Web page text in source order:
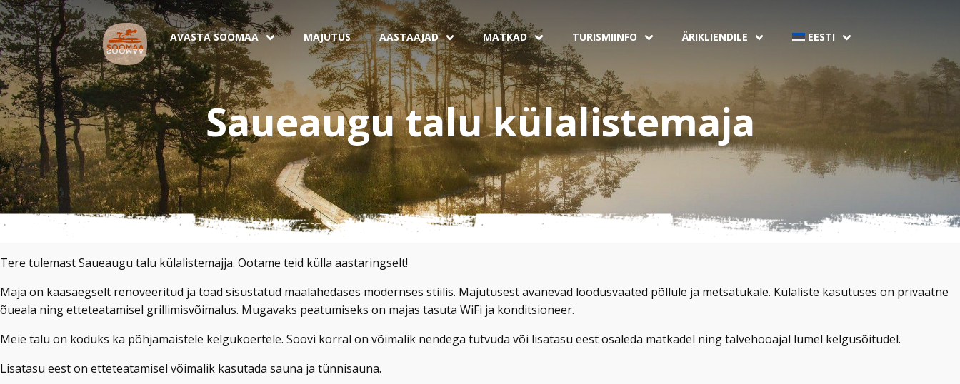
AVASTA SOOMAA MAJUTUS AASTAAJAD MATKAD TURISMIINFO ÄRIKLIENDILE EESTI
Saueaugu talu külalistemaja
Tere tulemast Saueaugu talu külalistemajja. Ootame teid külla aastaringselt!
Maja on kaasaegselt renoveeritud ja toad sisustatud maalähedases modernses stiilis. Majutusest avanevad loodusvaated põllule ja metsatukale. Külaliste kasutuses on privaatne
õueala ning etteteatamisel grillimisvõimalus. Mugavaks peatumiseks on majas tasuta WiFi ja konditsioneer.
Meie talu on koduks ka põhjamaistele kelgukoertele. Soovi korral on võimalik nendega tutvuda või lisatasu eest osaleda matkadel ning talvehooajal lumel kelgusõitudel.
Lisatasu eest on etteteatamisel võimalik kasutada sauna ja tünnisauna.